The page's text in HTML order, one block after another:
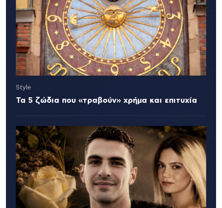
Style
Τα 5 ζώδια που «τραβούν» χρήμα και επιτυχία